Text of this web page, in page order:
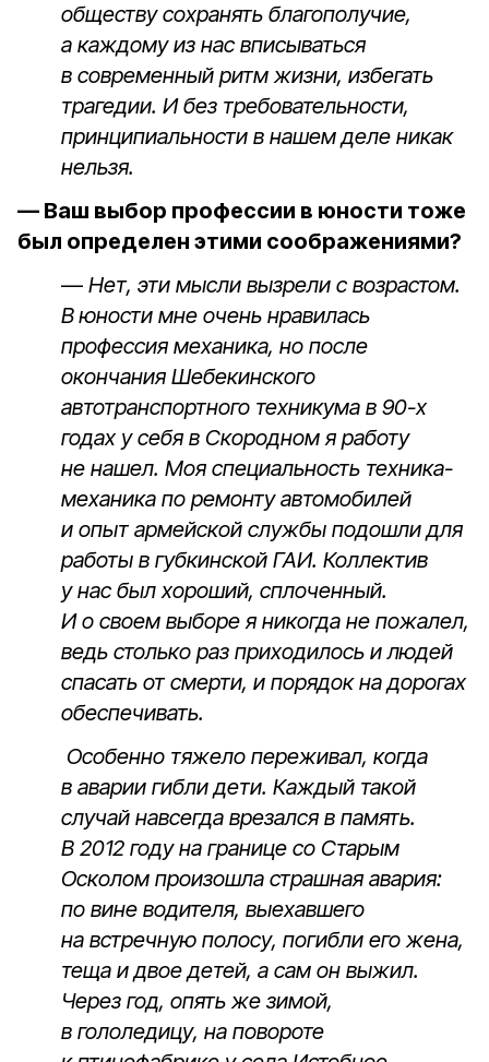
обществу сохранять благополучие,
а каждому из нас вписываться
в современный ритм жизни, избегать
трагедии. И без требовательности,
принципиальности в нашем деле никак
нельзя.
— Ваш выбор профессии в юности тоже
был определен этими соображениями?
— Нет, эти мысли вызрели с возрастом.
В юности мне очень нравилась
профессия механика, но после
окончания Шебекинского
автотранспортного техникума в 90-х
годах у себя в Скородном я работу
не нашел. Моя специальность техника-
механика по ремонту автомобилей
и опыт армейской службы подошли для
работы в губкинской ГАИ. Коллектив
у нас был хороший, сплоченный.
И о своем выборе я никогда не пожалел,
ведь столько раз приходилось и людей
спасать от смерти, и порядок на дорогах
обеспечивать.
Особенно тяжело переживал, когда
в аварии гибли дети. Каждый такой
случай навсегда врезался в память.
В 2012 году на границе со Старым
Осколом произошла страшная авария:
по вине водителя, выехавшего
на встречную полосу, погибли его жена,
теща и двое детей, а сам он выжил.
Через год, опять же зимой,
в гололедицу, на повороте